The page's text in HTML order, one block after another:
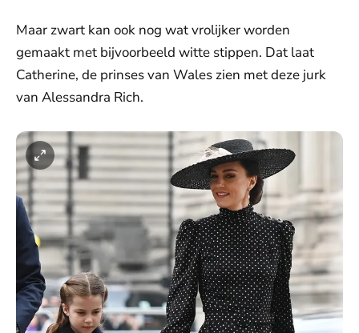
Maar zwart kan ook nog wat vrolijker worden
gemaakt met bijvoorbeeld witte stippen. Dat laat
Catherine, de prinses van Wales zien met deze jurk
van Alessandra Rich.